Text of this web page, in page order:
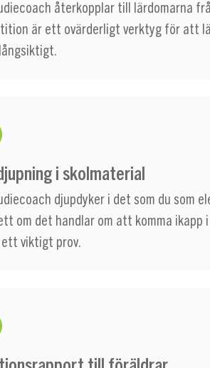
återkopplar till lärdomarna
är ett ovärderligt verktyg för att
i skolmaterial
djupdyker i det som du som
om det handlar om att komma
viktigt prov.